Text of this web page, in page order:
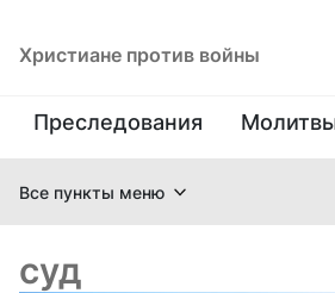
Христиане против войны
Преследования
Все пункты меню
суд